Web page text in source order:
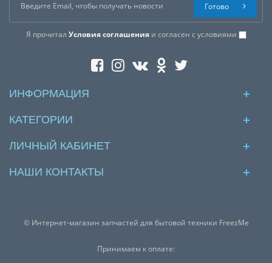
Я прочитал Условия соглашенияи согласен с условиями
Готово
ИНФОРМАЦИЯ
КАТЕГОРИИ
ЛИЧНЫЙ КАБИНЕТ
НАШИ КОНТАКТЫ
© Интернет-магазин запчастей для бытовой техники FreezMe
Принимаем к оплате: